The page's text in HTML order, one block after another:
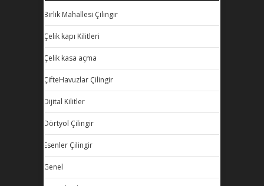
Birlik Mahallesi Çilingir
Çelik kapı Kilitleri
Çelik kasa açma
ÇifteHavuzlar Çilingir
Dijital Kilitler
Dörtyol Çilingir
Esenler Çilingir
Genel